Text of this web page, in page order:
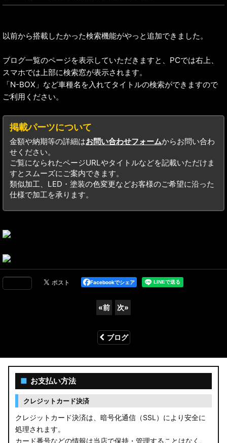
以前から搭載したかった検索機能がやっと追加できました。
ブログ一覧のページを表示していただきますと、PCでは右上、
スマホでは上部に検索窓が表示されます。
「N-BOX」など車種名を入れてタイトルの検索ができますので
ご利用ください。
掲載パーツについて
金額や納期等の詳細はお問い合わせフォームからお問い合わ
せください。
ご覧になられたページURLやタイトルなどを記載いただけま
すとスムーズにご案内できます。
類似加工、LED・塗装の色変更などお客様のご希望に沿った
仕様で加工を承ります。
Facebookでシェア
«前 次»
ブログ
■ お支払い方法
クレジットカード決済
クレジットカード決済は、暗号化通信（SSL）により安全に
処理されます。
カード番号などの情報は当店で保持・管理することはなく、